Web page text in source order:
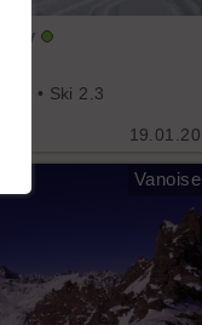
19.01.20
m • Ski 2.3
Vanoise